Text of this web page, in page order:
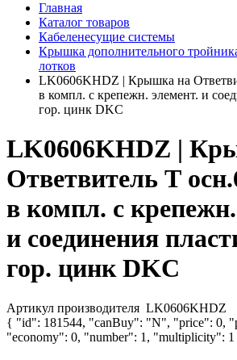
Главная
Каталог товаров
Кабеленесущие системы
Крышка дополнительного
лотков
LK0606KHDZ | Крышка на
в компл. с крепежн. элемент. и
гор. цинк DKC
LK0606KHDZ |
Ответвитель Т
в компл. с
и соединения
гор. цинк DKC
Артикул производителя LK0606KHDZ
{ "id": 181544, "canBuy": "N", "price": 0,
"economy": 0, "number": 1, "multiplicity":